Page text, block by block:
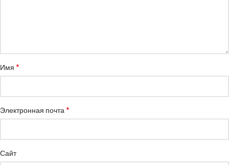
Имя *
Электронная почта*
Сайт